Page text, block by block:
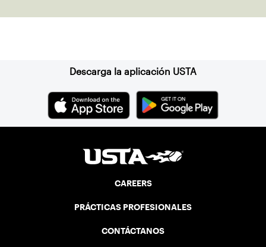
Descarga la aplicación USTA
CAREERS
PRÁCTICAS PROFESIONALES
CONTÁCTANOS